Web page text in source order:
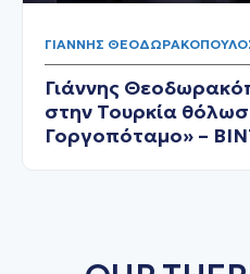
ΓΙΆΝΝΗΣ
Γιάννης
στην Τουρκία
Γοργοπόταμο» –